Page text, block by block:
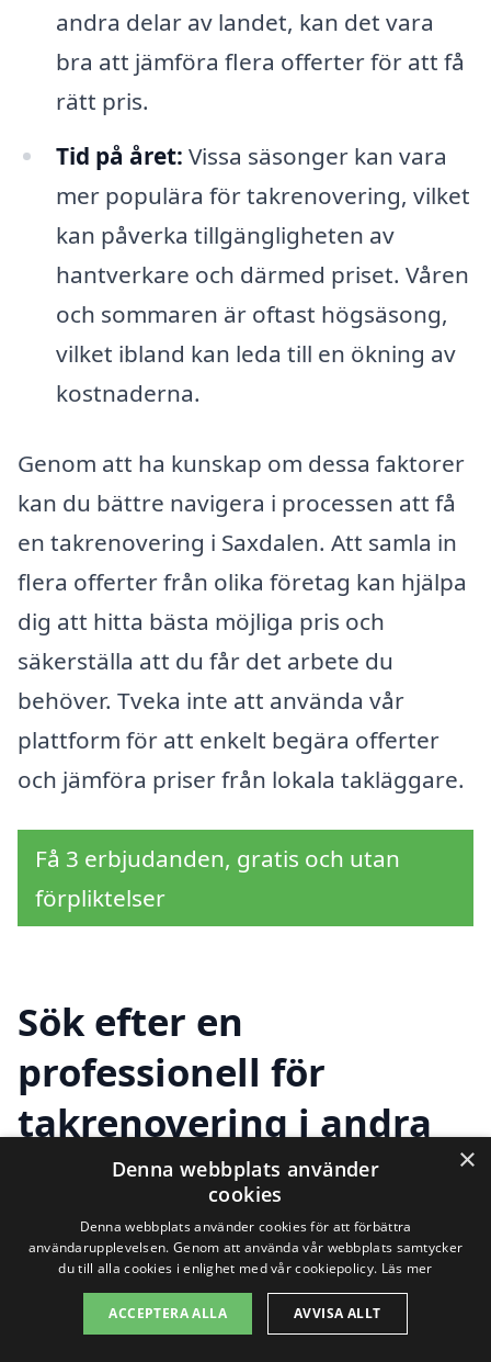
andra delar av landet, kan det vara
bra att jämföra flera offerter för att få
rätt pris.
Tid på året: Vissa säsonger kan vara
mer populära för takrenovering, vilket
kan påverka tillgängligheten av
hantverkare och därmed priset. Våren
och sommaren är oftast högsäsong,
vilket ibland kan leda till en ökning av
kostnaderna.
Genom att ha kunskap om dessa faktorer
kan du bättre navigera i processen att få
en takrenovering i Saxdalen. Att samla in
flera offerter från olika företag kan hjälpa
dig att hitta bästa möjliga pris och
säkerställa att du får det arbete du
behöver. Tveka inte att använda vår
plattform för att enkelt begära offerter
och jämföra priser från lokala takläggare.
Få 3 erbjudanden, gratis och utan
förpliktelser
Sök efter en
professionell för
takrenovering i andra
städer nära Saxdalen
Att hitta rätt företag förtakrenovering i
Saxdalenär viktigt för att säkerställa att
ditt tak är i bästa skick. Om du letar efter
×
Denna webbplats använder
cookies
Denna webbplats använder cookies för att förbättra
användarupplevelsen. Genom att använda vår webbplats samtycker
du till alla cookies i enlighet med vår cookiepolicy. Läs mer
ACCEPTERA ALLA AVVISA ALLT